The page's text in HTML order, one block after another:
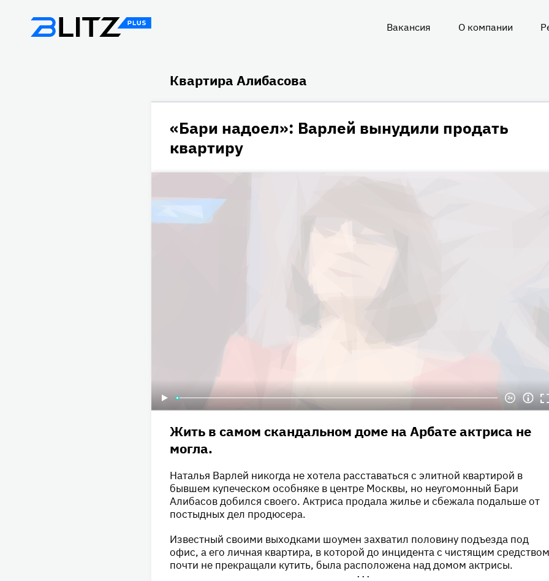
Вакансия О компании
Квартира Алибасова
«Бари надоел»: Варлей вынудили продать
квартиру
Жить в самом скандальном доме на Арбате актриса не
могла.
Наталья Варлей никогда не хотела расставаться с элитной квартирой в
бывшем купеческом особняке в центре Москвы, но неугомонный Бари
Алибасов добился своего. Актриса продала жилье и сбежала подальше от
постыдных дел продюсера.
Известный своими выходками шоумен захватил половину подъезда под
офис, а его личная квартира, в которой до инцидента с чистящим средством
почти не прекращали кутить, была расположена над домом актрисы.
•••